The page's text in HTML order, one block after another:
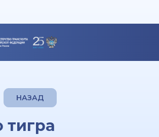
НАЗАД
тигра